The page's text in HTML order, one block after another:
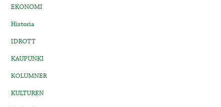
EKONOMI
Historia
IDROTT
KAUPUNKI
KOLUMNER
KULTUREN